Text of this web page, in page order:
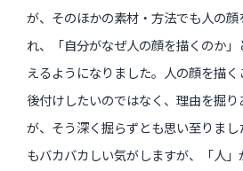
が、そのほかの素材・方法でも人の
れ、「自分がなぜ人の顔を描くのか
えるようになりました。人の顔を描
後付けしたいのではなく、理由を掘
が、そう深く掘らずとも思い至りま
もバカバカしい気がしますが、「人